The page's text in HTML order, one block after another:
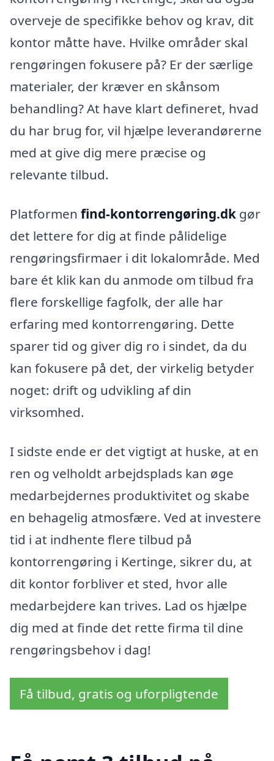
overveje de specifikke behov og krav, dit
kontor måtte have. Hvilke områder skal
rengøringen fokusere på? Er der særlige
materialer, der kræver en skånsom
behandling? At have klart defineret, hvad
du har brug for, vil hjælpe leverandørerne
med at give dig mere præcise og
relevante tilbud.
Platformen find-kontorrengøring.dk gør
det lettere for dig at finde pålidelige
rengøringsfirmaer i dit lokalområde. Med
bare ét klik kan du anmode om tilbud fra
flere forskellige fagfolk, der alle har
erfaring med kontorrengøring. Dette
sparer tid og giver dig ro i sindet, da du
kan fokusere på det, der virkelig betyder
noget: drift og udvikling af din
virksomhed.
I sidste ende er det vigtigt at huske, at en
ren og velholdt arbejdsplads kan øge
medarbejdernes produktivitet og skabe
en behagelig atmosfære. Ved at investere
tid i at indhente flere tilbud på
kontorrengøring i Kertinge, sikrer du, at
dit kontor forbliver et sted, hvor alle
medarbejdere kan trives. Lad os hjælpe
dig med at finde det rette firma til dine
rengøringsbehov i dag!
Få tilbud, gratis og uforpligtende